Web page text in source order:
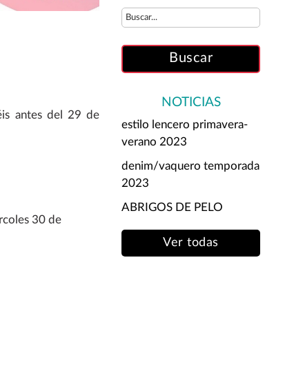
antes del 29 de
30 de
NOTICIAS
estilo lencero primavera-
verano 2023
denim/vaquero temporada
2023
ABRIGOS DE PELO
Ver todas